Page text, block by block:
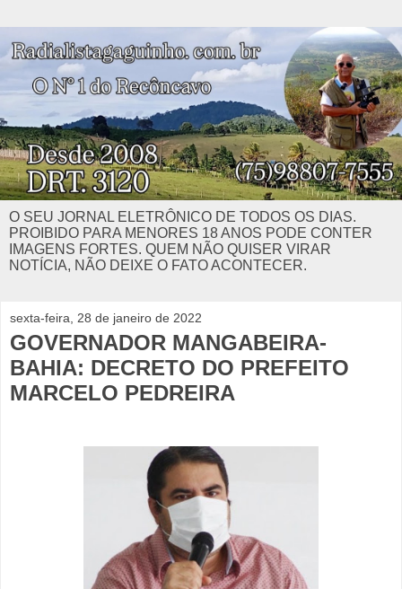
O SEU JORNAL ELETRÔNICO DE TODOS OS DIAS.
PROIBIDO PARA MENORES 18 ANOS PODE CONTER
IMAGENS FORTES. QUEM NÃO QUISER VIRAR
NOTÍCIA, NÃO DEIXE O FATO ACONTECER.
sexta-feira, 28 de janeiro de 2022
GOVERNADOR MANGABEIRA-
BAHIA: DECRETO DO PREFEITO
MARCELO PEDREIRA